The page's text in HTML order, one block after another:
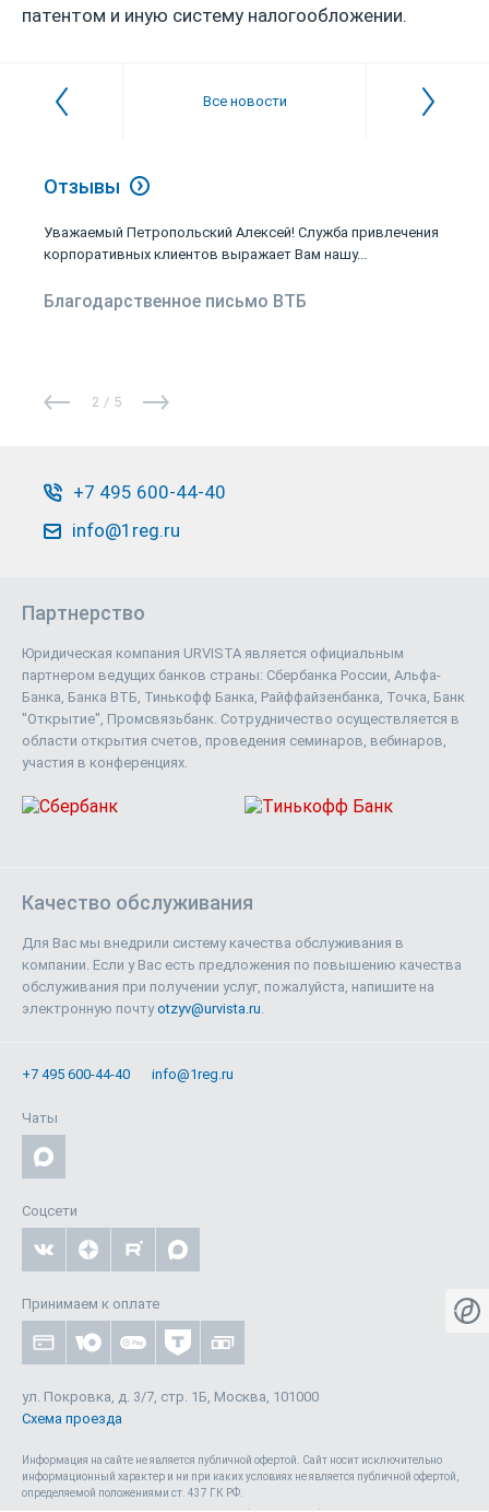
патентом и иную систему налогообложении.
Все новости
Отзывы
Уважаемый Петропольский Алексей! Служба привлечения
корпоративных клиентов выражает Вам нашу...
Благодарственное письмо ВТБ
2 / 5
+7 495 600-44-40
info@1reg.ru
Партнерство
Юридическая компания URVISTA является официальным
партнером ведущих банков страны: Сбербанка России, Альфа-
Банка, Банка ВТБ, Тинькофф Банка, Райффайзенбанка, Точка, Банк
"Открытие", Промсвязьбанк. Сотрудничество осуществляется в
области открытия счетов, проведения семинаров, вебинаров,
участия в конференциях.
Качество обслуживания
Для Вас мы внедрили систему качества обслуживания в
компании. Если у Вас есть предложения по повышению качества
обслуживания при получении услуг, пожалуйста, напишите на
электронную почтуotzyv@urvista.ru.
+7 495 600-44-40 info@1reg.ru
Чаты
Соцсети
Принимаем к оплате
ул. Покровка, д. 3/7, стр. 1Б, Москва, 101000
Схема проезда
Информация на сайте не является публичной офертой. Cайт носит исключительно
информационный характер и ни при каких условиях не является публичной офертой,
определяемой положениями ст. 437 ГК РФ.